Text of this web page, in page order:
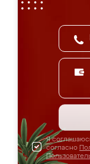
Я
согласно